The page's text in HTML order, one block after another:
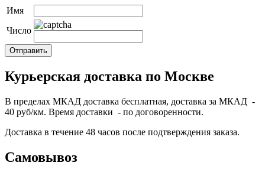
Имя
Число
Курьерская доставка по Москве
В пределах МКАД доставка бесплатная, доставка за МКАД -
40 руб/км. Время доставки - по договоренности.
Доставка в течение 48 часов после подтверждения заказа.
Самовывоз